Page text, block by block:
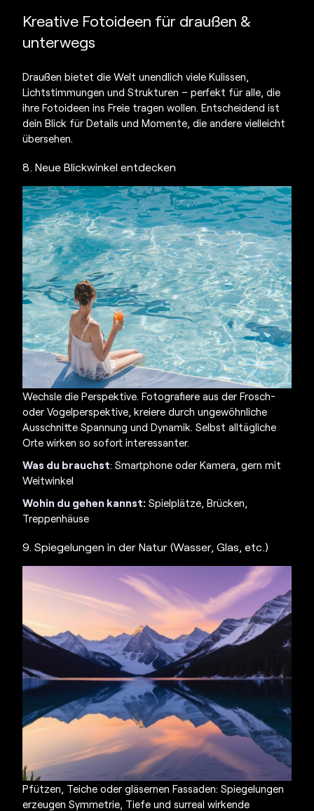
Kreative Fotoideen für draußen &
unterwegs
Draußen bietet die Welt unendlich viele Kulissen,
Lichtstimmungen und Strukturen – perfekt für alle, die
ihre Fotoideen ins Freie tragen wollen. Entscheidend ist
dein Blick für Details und Momente, die andere vielleicht
übersehen.
8. Neue Blickwinkel entdecken
Wechsle die Perspektive. Fotografiere aus der Frosch-
oder Vogelperspektive, kreiere durch ungewöhnliche
Ausschnitte Spannung und Dynamik. Selbst alltägliche
Orte wirken so sofort interessanter.
Was du brauchst: Smartphone oder Kamera, gern mit
Weitwinkel
Wohin du gehen kannst: Spielplätze, Brücken,
Treppenhäuse
9. Spiegelungen in der Natur (Wasser, Glas, etc.)
Pfützen, Teiche oder gläsernen Fassaden: Spiegelungen
erzeugen Symmetrie, Tiefe und surreal wirkende